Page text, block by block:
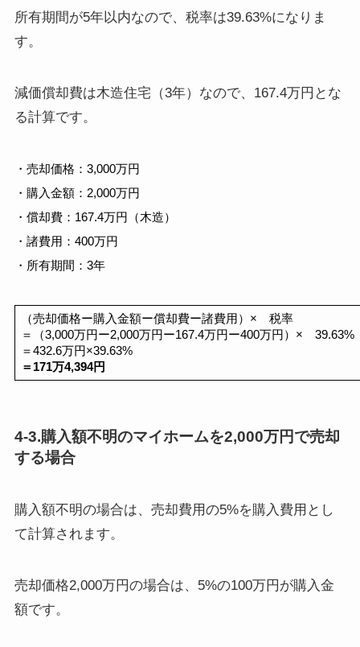
所有期間が5年以内なので、税率は39.63%になりま
す。
減価償却費は木造住宅（3年）なので、167.4万円とな
る計算です。
・売却価格：3,000万円
・購入金額：2,000万円
・償却費：167.4万円（木造）
・諸費用：400万円
・所有期間：3年
（売却価格ー購入金額ー償却費ー諸費用）×　税率
＝（3,000万円ー2,000万円ー167.4万円ー400万円）×　39.63%
＝432.6万円×39.63%
＝171万4,394円
4-3.購入額不明のマイホームを2,000万円で売却
する場合
購入額不明の場合は、売却費用の5%を購入費用とし
て計算されます。
売却価格2,000万円の場合は、5%の100万円が購入金
額です。